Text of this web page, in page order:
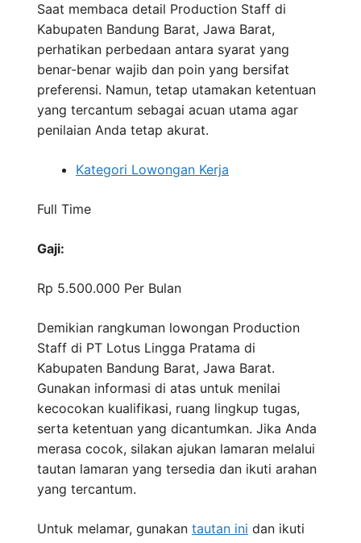
Saat membaca detail Production Staff di
Kabupaten Bandung Barat, Jawa Barat,
perhatikan perbedaan antara syarat yang
benar-benar wajib dan poin yang bersifat
preferensi. Namun, tetap utamakan ketentuan
yang tercantum sebagai acuan utama agar
penilaian Anda tetap akurat.
Kategori Lowongan Kerja
Full Time
Gaji:
Rp 5.500.000 Per Bulan
Demikian rangkuman lowongan Production
Staff di PT Lotus Lingga Pratama di
Kabupaten Bandung Barat, Jawa Barat.
Gunakan informasi di atas untuk menilai
kecocokan kualifikasi, ruang lingkup tugas,
serta ketentuan yang dicantumkan. Jika Anda
merasa cocok, silakan ajukan lamaran melalui
tautan lamaran yang tersedia dan ikuti arahan
yang tercantum.
Untuk melamar, gunakan tautan ini dan ikuti